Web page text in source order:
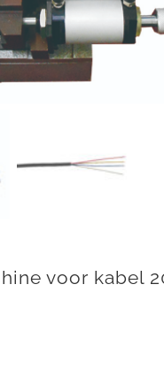
voor kabel